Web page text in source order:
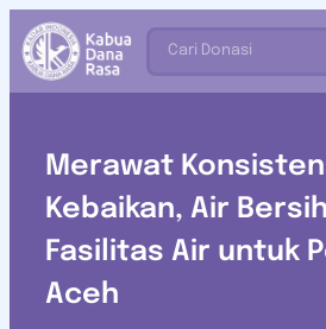
Cari Donasi
Merawat
Kebaikan, Air
Fasilitas Air untuk
Aceh